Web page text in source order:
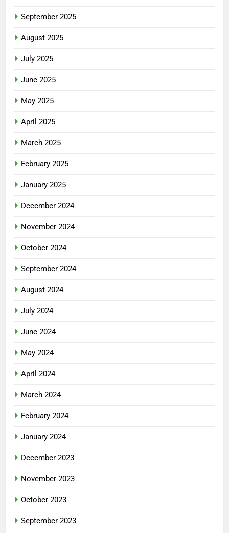
September 2025
August 2025
July 2025
June 2025
May 2025
April 2025
March 2025
February 2025
January 2025
December 2024
November 2024
October 2024
September 2024
August 2024
July 2024
June 2024
May 2024
April 2024
March 2024
February 2024
January 2024
December 2023
November 2023
October 2023
September 2023